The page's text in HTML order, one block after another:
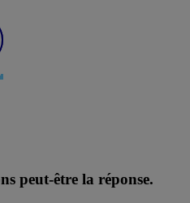
peut-être la réponse.